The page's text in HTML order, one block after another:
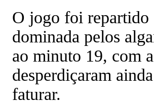
O jogo foi repartido
dominada pelos
ao minuto 19, com
desperdiçaram
faturar.